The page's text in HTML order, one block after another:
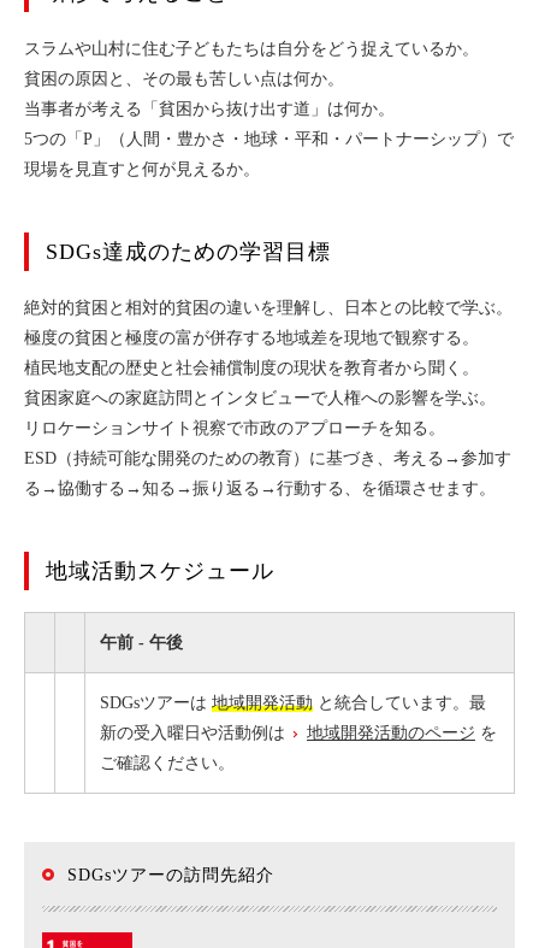
スラムや山村に住む子どもたちは自分をどう捉えているか。
貧困の原因と、その最も苦しい点は何か。
当事者が考える「貧困から抜け出す道」は何か。
5つの「P」（人間・豊かさ・地球・平和・パートナーシップ）で
現場を見直すと何が見えるか。
SDGs達成のための学習目標
絶対的貧困と相対的貧困の違いを理解し、日本との比較で学ぶ。
極度の貧困と極度の富が併存する地域差を現地で観察する。
植民地支配の歴史と社会補償制度の現状を教育者から聞く。
貧困家庭への家庭訪問とインタビューで人権への影響を学ぶ。
リロケーションサイト視察で市政のアプローチを知る。
ESD（持続可能な開発のための教育）に基づき、考える→参加す
る→協働する→知る→振り返る→行動する、を循環させます。
地域活動スケジュール
午前 - 午後
SDGsツアーは 地域開発活動 と統合しています。最
新の受入曜日や活動例は
地域開発活動のページ を
ご確認ください。
SDGsツアーの訪問先紹介